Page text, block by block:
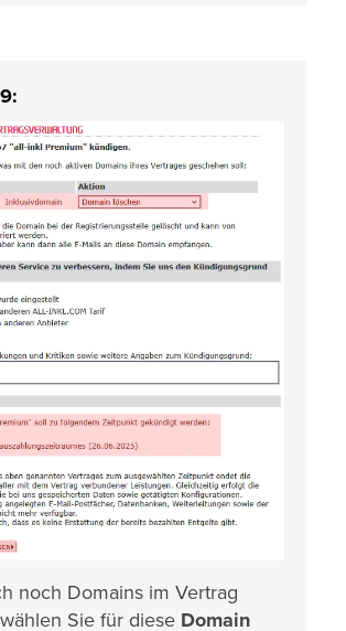
noch Domains im Vertrag
Sie für diese Domain